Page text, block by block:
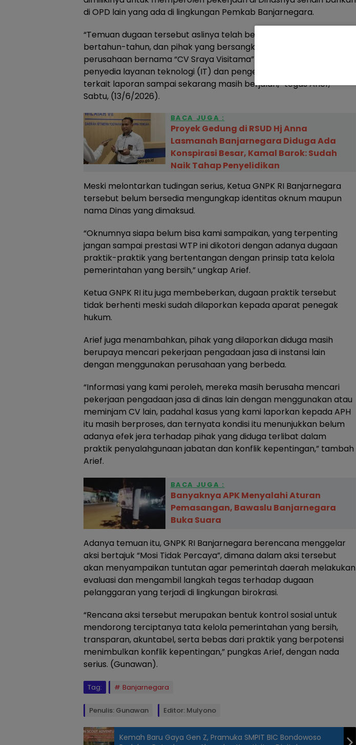
di OPD lain yang ada di lingkungan Pemkab Banjarnegara.
“Temuan dugaan tersebut aslinya telah berlangsung selama
bertahun-tahun, dan pihak yang bersangkutan juga diduga memiliki
perusahaan bernama “CV Sraya Visitama” yang bergerak pada
penyedia layanan teknologi (IT) dan pengembangan website, dan
terkait laporan sampai sekarang masih berjalan,” tegas Arief,
Sabtu, (13/6/2026).
BACA JUGA :
Proyek Gedung di RSUD Hj Anna
Lasmanah Banjarnegara Diduga Ada
Konspirasi Besar, Kamal Barok: Sudah
Naik Tahap Penyelidikan
Meski melontarkan tudingan serius, Ketua GNPK RI Banjarnegara
tersebut belum bersedia mengungkap identitas oknum maupun
nama Dinas yang dimaksud.
“Oknumnya siapa belum bisa kami sampaikan, yang terpenting
jangan sampai prestasi WTP ini dikotori dengan adanya dugaan
praktik-praktik yang bertentangan dengan prinsip tata kelola
pemerintahan yang bersih,” ungkap Arief.
Ketua GNPK RI itu juga membeberkan, dugaan praktik tersebut
tidak berhenti meski sudah dilaporkan kepada aparat penegak
hukum.
Arief juga menambahkan, pihak yang dilaporkan diduga masih
berupaya mencari pekerjaan pengadaan jasa di instansi lain
dengan menggunakan perusahaan yang berbeda.
“Informasi yang kami peroleh, mereka masih berusaha mencari
pekerjaan pengadaan jasa di dinas lain dengan menggunakan atau
meminjam CV lain, padahal kasus yang kami laporkan kepada APH
itu masih berproses, dan ternyata kondisi itu menunjukkan belum
adanya efek jera terhadap pihak yang diduga terlibat dalam
praktik penyalahgunaan jabatan dan konflik kepentingan,” tambah
Arief.
BACA JUGA :
Banyaknya APK Menyalahi Aturan
Pemasangan, Bawaslu Banjarnegara
Buka Suara
Adanya temuan itu, GNPK RI Banjarnegara berencana menggelar
aksi bertajuk “Mosi Tidak Percaya”, dimana dalam aksi tersebut
akan menyampaikan tuntutan agar pemerintah daerah melakukan
evaluasi dan mengambil langkah tegas terhadap dugaan
pelanggaran yang terjadi di lingkungan birokrasi.
“Rencana aksi tersebut merupakan bentuk kontrol sosial untuk
mendorong terciptanya tata kelola pemerintahan yang bersih,
transparan, akuntabel, serta bebas dari praktik yang berpotensi
menimbulkan konflik kepentingan,” pungkas Arief, dengan nada
serius. (Gunawan).
Tag: Banjarnegara
Penulis: Gunawan Editor: Mulyono
Kemah Baru Gaya Gen Z, Pramuka SMPIT BIC Bondowoso